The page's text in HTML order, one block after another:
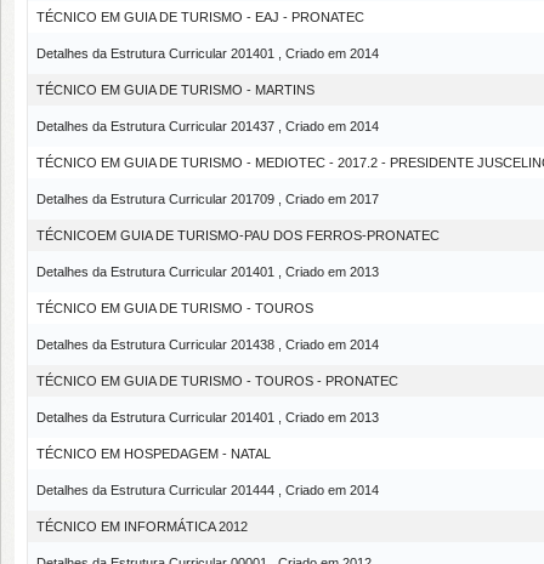
TÉCNICO EM GUIA DE TURISMO - EAJ - PRONATEC
Detalhes da Estrutura Curricular 201401 , Criado em 2014
TÉCNICO EM GUIA DE TURISMO - MARTINS
Detalhes da Estrutura Curricular 201437 , Criado em 2014
TÉCNICO EM GUIA DE TURISMO - MEDIOTEC - 2017.2 - PRESIDENTE
Detalhes da Estrutura Curricular 201709 , Criado em 2017
TÉCNICOEM GUIA DE TURISMO-PAU DOS FERROS-PRONATEC
Detalhes da Estrutura Curricular 201401 , Criado em 2013
TÉCNICO EM GUIA DE TURISMO - TOUROS
Detalhes da Estrutura Curricular 201438 , Criado em 2014
TÉCNICO EM GUIA DE TURISMO - TOUROS - PRONATEC
Detalhes da Estrutura Curricular 201401 , Criado em 2013
TÉCNICO EM HOSPEDAGEM - NATAL
Detalhes da Estrutura Curricular 201444 , Criado em 2014
TÉCNICO EM INFORMÁTICA 2012